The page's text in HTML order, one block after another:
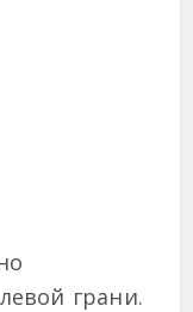
грани.